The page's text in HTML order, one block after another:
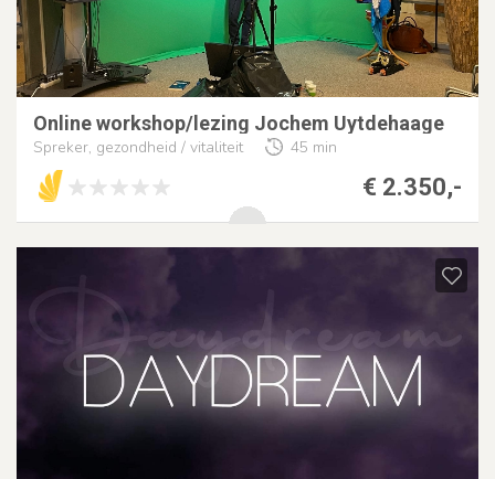
Online workshop/lezing Jochem Uytdehaage
Spreker, gezondheid / vitaliteit 45 min
€ 2.350,-